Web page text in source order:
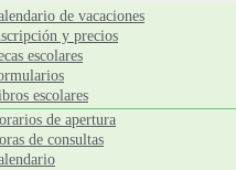
de vacaciones
y precios
escolares
escolares
de apertura
de consultas